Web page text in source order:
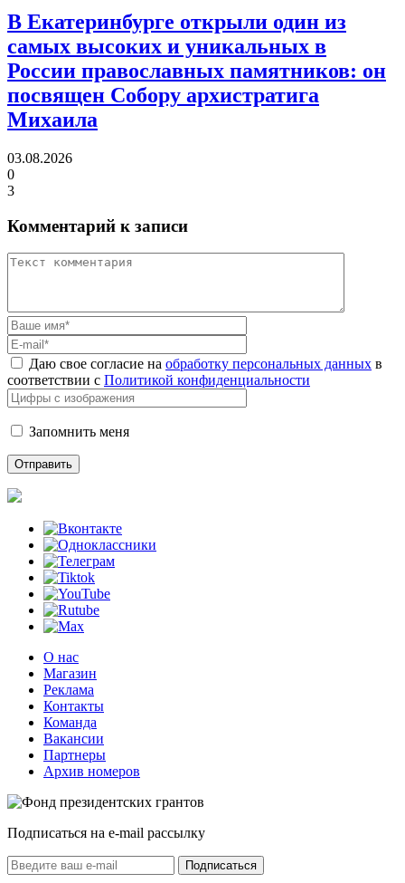
В Екатеринбурге открыли один из
самых высоких и уникальных в
России православных памятников: он
посвящен Собору архистратига
Михаила
03.08.2026
0
3
Комментарий к записи
Даю свое согласие на обработку персональных данных в
соответствии с Политикой конфиденциальности
Запомнить меня
О нас
Магазин
Реклама
Контакты
Команда
Вакансии
Партнеры
Архив номеров
Подписаться на e-mail рассылку
Подписаться